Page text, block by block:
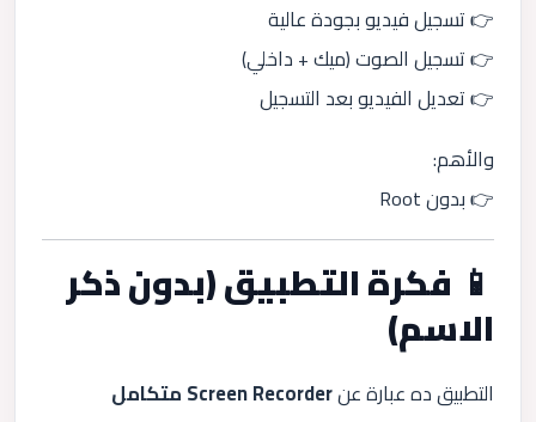
👉 تسجيل فيديو بجودة عالية
👉 تسجيل الصوت (ميك + داخلي)
👉 تعديل الفيديو بعد التسجيل
والأهم:
👉 بدون Root
📱 فكرة التطبيق (بدون ذكر
الاسم)
التطبيق ده عبارة عنScreen Recorder متكامل